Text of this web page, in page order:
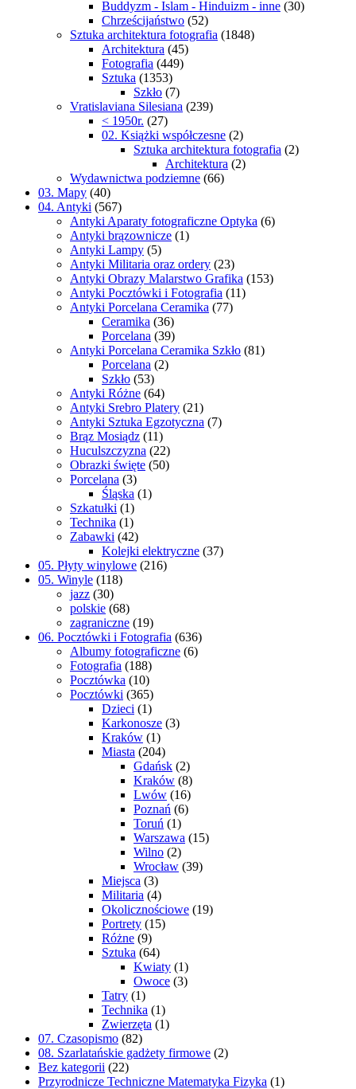
Buddyzm - Islam - Hinduizm - inne (30)
Chrześcijaństwo (52)
Sztuka architektura fotografia (1848)
Architektura (45)
Fotografia (449)
Sztuka (1353)
Szkło (7)
Vratislaviana Silesiana (239)
< 1950r. (27)
02. Książki współczesne (2)
Sztuka architektura fotografia (2)
Architektura (2)
Wydawnictwa podziemne (66)
03. Mapy (40)
04. Antyki (567)
Antyki Aparaty fotograficzne Optyka (6)
Antyki brązownicze (1)
Antyki Lampy (5)
Antyki Militaria oraz ordery (23)
Antyki Obrazy Malarstwo Grafika (153)
Antyki Pocztówki i Fotografia (11)
Antyki Porcelana Ceramika (77)
Ceramika (36)
Porcelana (39)
Antyki Porcelana Ceramika Szkło (81)
Porcelana (2)
Szkło (53)
Antyki Różne (64)
Antyki Srebro Platery (21)
Antyki Sztuka Egzotyczna (7)
Brąz Mosiądz (11)
Huculszczyzna (22)
Obrazki święte (50)
Porcelana (3)
Śląska (1)
Szkatułki (1)
Technika (1)
Zabawki (42)
Kolejki elektryczne (37)
05. Płyty winylowe (216)
05. Winyle (118)
jazz (30)
polskie (68)
zagraniczne (19)
06. Pocztówki i Fotografia (636)
Albumy fotograficzne (6)
Fotografia (188)
Pocztówka (10)
Pocztówki (365)
Dzieci (1)
Karkonosze (3)
Kraków (1)
Miasta (204)
Gdańsk (2)
Kraków (8)
Lwów (16)
Poznań (6)
Toruń (1)
Warszawa (15)
Wilno (2)
Wrocław (39)
Miejsca (3)
Militaria (4)
Okolicznościowe (19)
Portrety (15)
Różne (9)
Sztuka (64)
Kwiaty (1)
Owoce (3)
Tatry (1)
Technika (1)
Zwierzęta (1)
07. Czasopismo (82)
08. Szarlatańskie gadżety firmowe (2)
Bez kategorii (22)
Przyrodnicze Techniczne Matematyka Fizyka (1)